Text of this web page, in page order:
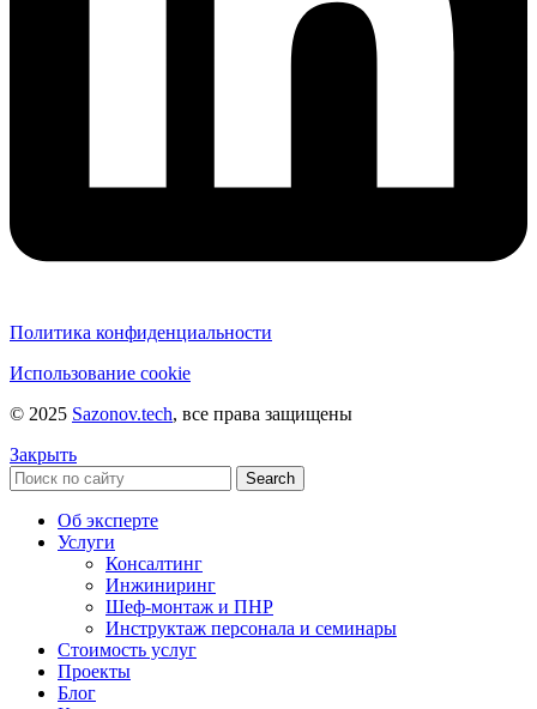
Политика конфиденциальности
Использование cookie
© 2025 Sazonov.tech, все права защищены
Закрыть
Search
Об эксперте
Услуги
Консалтинг
Инжиниринг
Шеф-монтаж и ПНР
Инструктаж персонала и семинары
Стоимость услуг
Проекты
Блог